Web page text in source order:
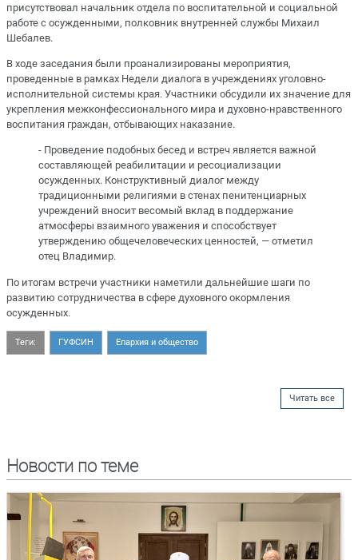
присутствовал начальник отдела по воспитательной и социальной
работе с осужденными, полковник внутренней службы Михаил
Шебалев.
В ходе заседания были проанализированы мероприятия,
проведенные в рамках Недели диалога в учреждениях уголовно-
исполнительной системы края. Участники обсудили их значение для
укрепления межконфессионального мира и духовно-нравственного
воспитания граждан, отбывающих наказание.
- Проведение подобных бесед и встреч является важной
составляющей реабилитации и ресоциализации
осужденных. Конструктивный диалог между
традиционными религиями в стенах пенитенциарных
учреждений вносит весомый вклад в поддержание
атмосферы взаимного уважения и способствует
утверждению общечеловеческих ценностей, — отметил
отец Владимир.
По итогам встречи участники наметили дальнейшие шаги по
развитию сотрудничества в сфере духовного окормления
осужденных.
Теги: ГУФСИН Епархия и общество
Читать все
Новости по теме